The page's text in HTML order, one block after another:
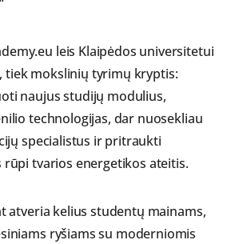
leis Klaipėdos universitetui
mokslinių tyrimų kryptis:
naujus studijų modulius,
technologijas, dar nuosekliau
specialistus ir pritraukti
tvarios energetikos ateitis.
atveria kelius studentų mainams,
ryšiams su moderniomis